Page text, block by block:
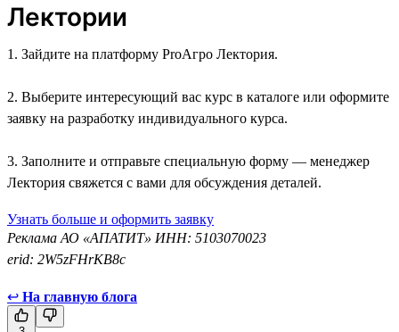
Лектории
1. Зайдите на платформу ProАгро Лектория.
2. Выберите интересующий вас курс в каталоге или оформите
заявку на разработку индивидуального курса.
3. Заполните и отправьте специальную форму — менеджер
Лектория свяжется с вами для обсуждения деталей.
Узнать больше и оформить заявку
Реклама АО «АПАТИТ» ИНН: 5103070023
erid: 2W5zFHrKB8c
↩ На главную блога